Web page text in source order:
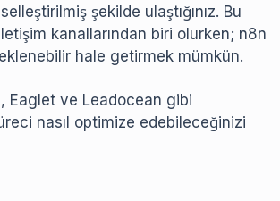
şekilde ulaştığınız. Bu
kanallarından biri olurken; n8n
hale getirmek mümkün.
Eaglet ve Leadocean gibi
nasıl optimize edebileceğinizi